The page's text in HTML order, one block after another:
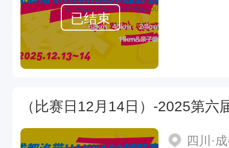
已结束
（比赛日12月14日）-2025第六
四川·